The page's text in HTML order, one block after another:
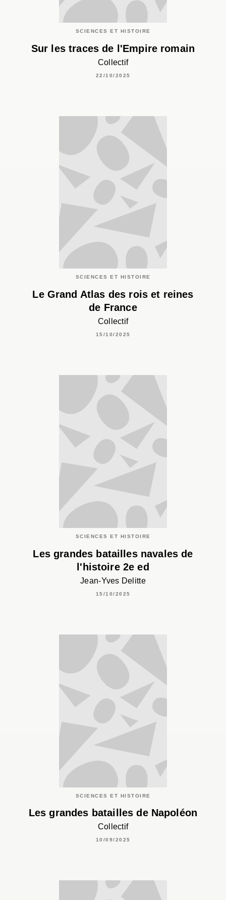
SCIENCES ET HISTOIRE
Sur les traces de l'Empire romain
Collectif
22/10/2025
SCIENCES ET HISTOIRE
Le Grand Atlas des rois et reines
de France
Collectif
15/10/2025
SCIENCES ET HISTOIRE
Les grandes batailles navales de
l'histoire 2e ed
Jean-Yves Delitte
15/10/2025
SCIENCES ET HISTOIRE
Les grandes batailles de Napoléon
Collectif
10/09/2025